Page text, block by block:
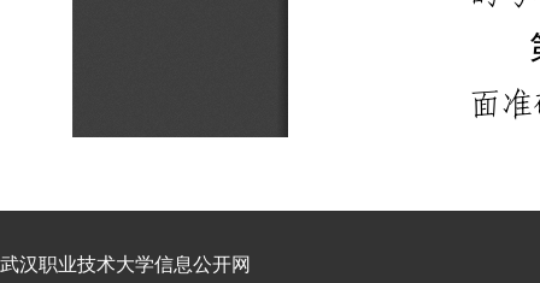
武汉职业技术大学信息公开网